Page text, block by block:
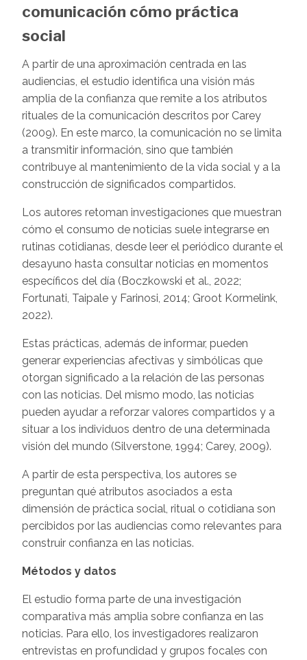
comunicación cómo práctica
social
A partir de una aproximación centrada en las
audiencias, el estudio identifica una visión más
amplia de la confianza que remite a los atributos
rituales de la comunicación descritos por Carey
(2009). En este marco, la comunicación no se limita
a transmitir información, sino que también
contribuye al mantenimiento de la vida social y a la
construcción de significados compartidos.
Los autores retoman investigaciones que muestran
cómo el consumo de noticias suele integrarse en
rutinas cotidianas, desde leer el periódico durante el
desayuno hasta consultar noticias en momentos
específicos del día (Boczkowski et al., 2022;
Fortunati, Taipale y Farinosi, 2014; Groot Kormelink,
2022).
Estas prácticas, además de informar, pueden
generar experiencias afectivas y simbólicas que
otorgan significado a la relación de las personas
con las noticias. Del mismo modo, las noticias
pueden ayudar a reforzar valores compartidos y a
situar a los individuos dentro de una determinada
visión del mundo (Silverstone, 1994; Carey, 2009).
A partir de esta perspectiva, los autores se
preguntan qué atributos asociados a esta
dimensión de práctica social, ritual o cotidiana son
percibidos por las audiencias como relevantes para
construir confianza en las noticias.
Métodos y datos
El estudio forma parte de una investigación
comparativa más amplia sobre confianza en las
noticias. Para ello, los investigadores realizaron
entrevistas en profundidad y grupos focales con